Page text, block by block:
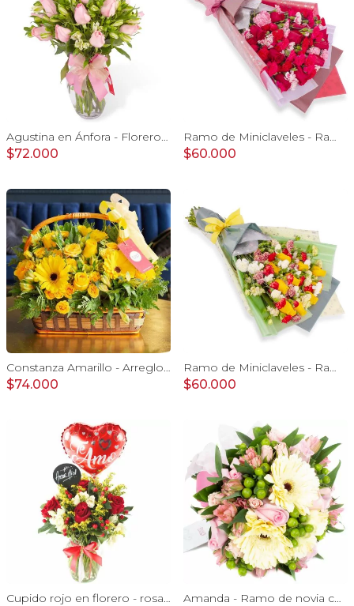
Agustina en Ánfora - Florero 18 rosas rosadas y astromelias
$72.000
Ramo de Miniclaveles - Ramo de flores extendido con miniclaveles y rosas rojas
$60.000
Constanza Amarillo - Arreglo floral en canasto con gerberas, rosas, minirosas y astromelias amarillas
$74.000
Ramo de Miniclaveles - Ramo de flores extendido con miniclaveles y rosas amarillas
$60.000
Cupido rojo en florero - rosas, mini rosas, hypericum, globo te amo y pizarra Amanda - Ramo de novia con gerberas, rosas rosadas y astromelias rosadas